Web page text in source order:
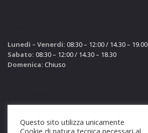
Lunedi – Venerdi: 08:30 – 12:00 / 14.30 – 19.00
Sabato: 08:30 – 12:00 / 14.30 – 18.30
Domenica: Chiuso
Questo sito utilizza unicamente